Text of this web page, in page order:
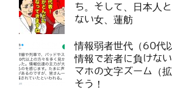
ち。そして、日本人
ない女、蓮舫
情報弱者世代（60代
情報で若者に負けな
マホの文字ズーム（
そう！